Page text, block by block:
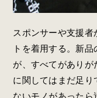
スポンサーや支援者
トを着用する。新
が、すべてがありが
に関してはまだ足り